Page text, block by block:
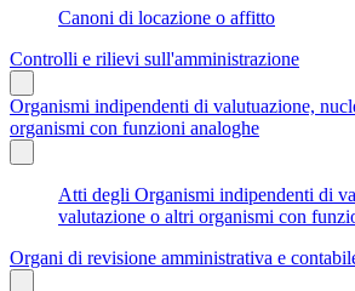
Canoni di locazione o affitto
Controlli e rilievi sull'amministrazione
Organismi indipendenti di valutuazione,
organismi con funzioni analoghe
Atti degli Organismi indipendenti di
valutazione o altri organismi con
Organi di revisione amministrativa e